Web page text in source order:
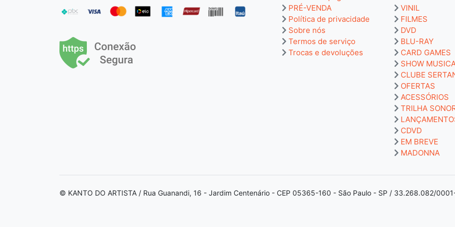
PRÉ-VENDA
Política de privacidade
Sobre nós
Termos de serviço
Trocas e devoluções
VINIL
FILMES
DVD
BLU-RAY
CARD GAMES
SHOW
CLUBE
OFERTAS
ACESSÓRIOS
TRILHA
CDVD
EM BREVE
MADONNA
© KANTO DO ARTISTA / Rua Guanandi, 16 - Jardim Centenário - CEP 05365-160 - São Paulo - SP / 33.268.082/